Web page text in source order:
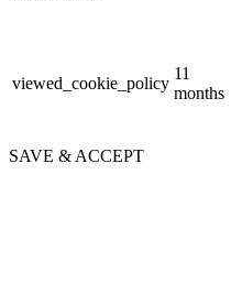
viewed_cookie_policy
11
months
SAVE & ACCEPT